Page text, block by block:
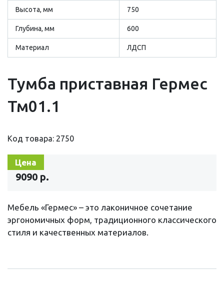
Высота, мм 750
Глубина, мм 600
Материал ЛДСП
Тумба приставная Гермес
Тм01.1
Код товара: 2750
Цена
9090 р.
Мебель «Гермес» – это лаконичное сочетание
эргономичных форм, традиционного классического
стиля и качественных материалов.